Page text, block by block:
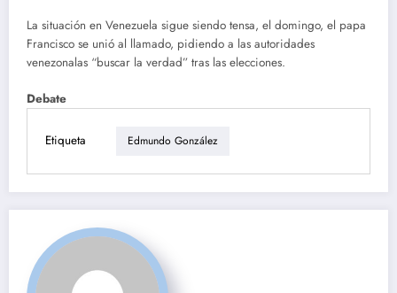
La situación en Venezuela sigue siendo tensa, el domingo, el papa
Francisco se unió al llamado, pidiendo a las autoridades
venezonalas “buscar la verdad” tras las elecciones.
Debate
Etiqueta Edmundo González